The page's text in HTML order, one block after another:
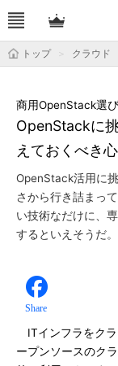
トップ クラウド
OpenStackに
えておくべき
商用OpenStack選
OpenStack活用に
さから行き詰まっ
い技術なだけに、
するといえそうだ。
Share
ITインフラをクラ
ープンソースのク